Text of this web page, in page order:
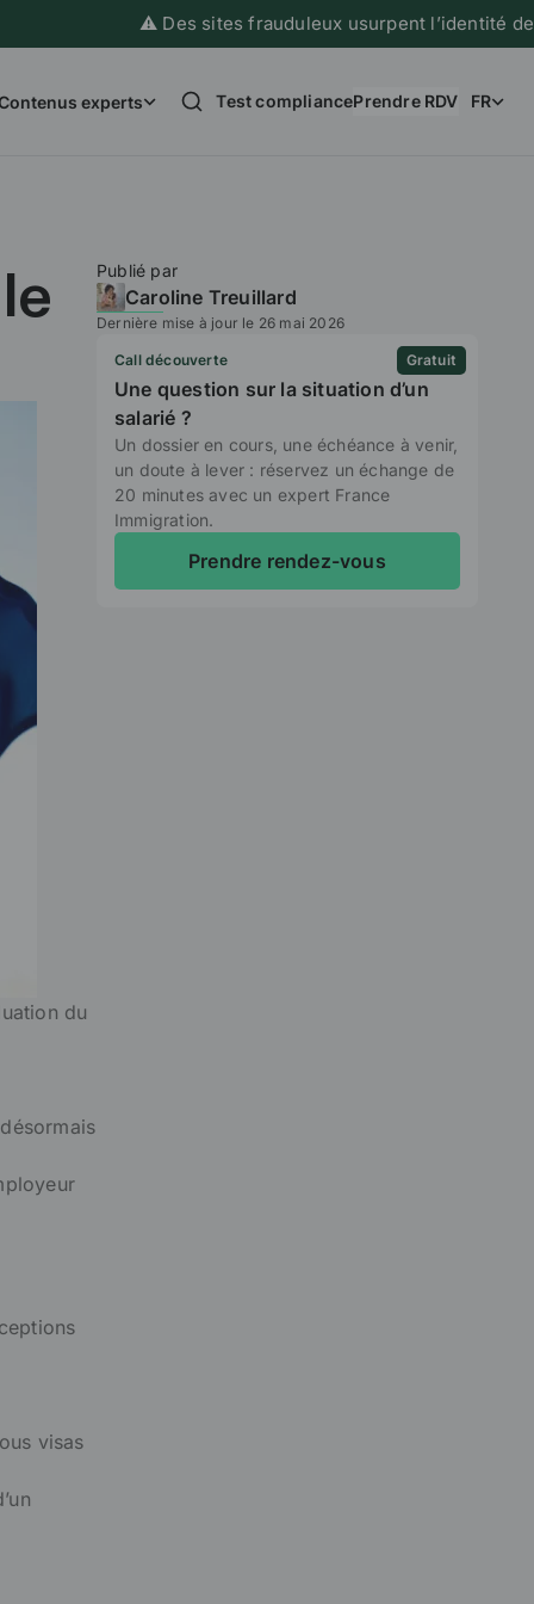
⚠️ Des sites frauduleux usurpent l’identité de
experts Test compliancePrendre RDV FR
du
visas
Publié par
Caroline Treuillard
Dernière mise à jour le 26 mai 2026
Call découverte Gratuit
Une question sur la situation d’un
salarié ?
Un dossier en cours, une échéance à venir,
un doute à lever : réservez un échange de
20 minutes avec un expert France
Immigration.
Prendre rendez-vous